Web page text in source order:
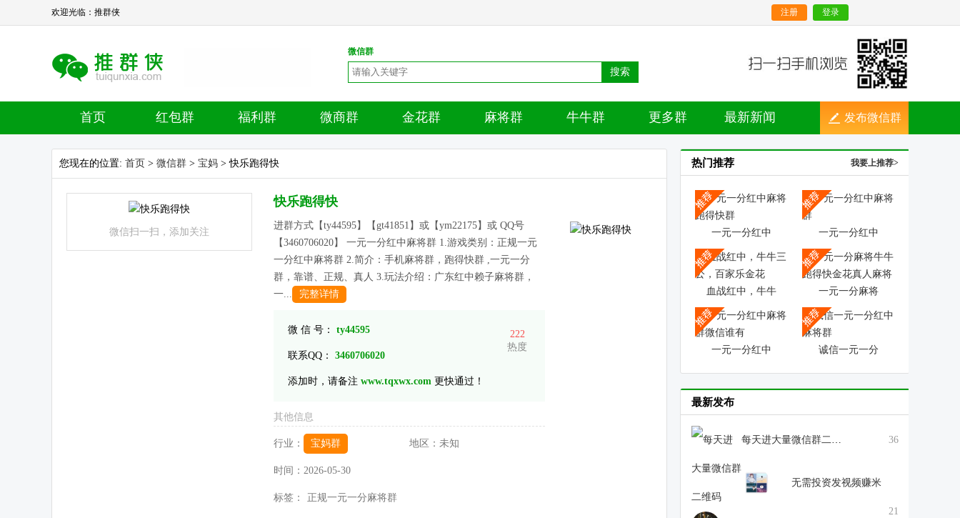
欢迎光临：推群侠 登录
注册
微信群
搜索
首页 红包群 福利群 微商群 金花群 麻将群 牛牛群 更多群 最新新闻 发布微信群
您现在的位置: 首页 > 微信群 > 宝妈 > 快乐跑得快
微信扫一扫，添加关注
快乐跑得快
进群方式【ty44595】【gt41851】或【ym22175】或 QQ号
【3460706020】 一元一分红中麻将群 1.游戏类别：正规一元
一分红中麻将群 2.简介：手机麻将群，跑得快群 ,一元一分
群，靠谱、正规、真人 3.玩法介绍：广东红中赖子麻将群，
一...
完整详情
微 信 号： ty44595
联系QQ： 3460706020
添加时，请备注 www.tqxwx.com 更快通过！
222
热度
其他信息
行业： 宝妈群 地区： 未知
时间： 2026-05-30
标签： 正规一元一分麻将群
热门推荐 我要上推荐>
一元一分红中 一元一分红中
血战红中，牛牛 一元一分麻将
一元一分红中 诚信一元一分
最新发布
每天进大量微信群二维码 36
无需投资发视频赚米
21